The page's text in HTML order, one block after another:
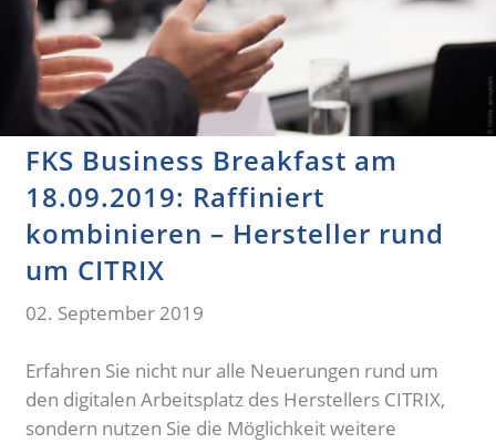
FKS Business Breakfast am
18.09.2019: Raffiniert
kombinieren – Hersteller rund
um CITRIX
02. September 2019
Erfahren Sie nicht nur alle Neuerungen rund um
den digitalen Arbeitsplatz des Herstellers CITRIX,
sondern nutzen Sie die Möglichkeit weitere